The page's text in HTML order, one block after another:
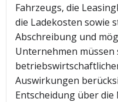
Fahrzeugs, die
die Ladekosten sowie
Abschreibung und
Unternehmen müssen
Auswirkungen
Entscheidung über